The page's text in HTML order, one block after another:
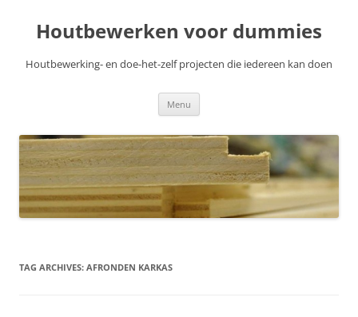
content
Houtbewerken voor dummies
Houtbewerking- en doe-het-zelf projecten die iedereen kan doen
Menu
TAG ARCHIVES: AFRONDEN KARKAS